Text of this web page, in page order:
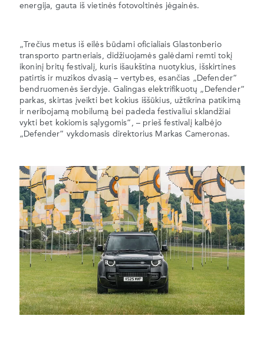
energija, gauta iš vietinės fotovoltinės jėgainės.
„Trečius metus iš eilės būdami oficialiais Glastonberio
transporto partneriais, didžiuojamės galėdami remti tokį
ikoninį britų festivalį, kuris išaukština nuotykius, išskirtines
patirtis ir muzikos dvasią – vertybes, esančias „Defender“
bendruomenės šerdyje. Galingas elektrifikuotų „Defender“
parkas, skirtas įveikti bet kokius iššūkius, užtikrina patikimą
ir neribojamą mobilumą bei padeda festivaliui sklandžiai
vykti bet kokiomis sąlygomis“, – prieš festivalį kalbėjo
„Defender“ vykdomasis direktorius Markas Cameronas.